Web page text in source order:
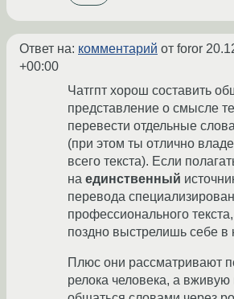
Ответ на: комментарий от foror
+00:00
Чатгпт хорош составить
представление о смысле
перевести отдельные
(при этом ты отлично
всего текста). Если
на единственный
перевода
профессионального
поздно выстрелишь себе в
Плюс они рассматривают
релока человека, а вживую